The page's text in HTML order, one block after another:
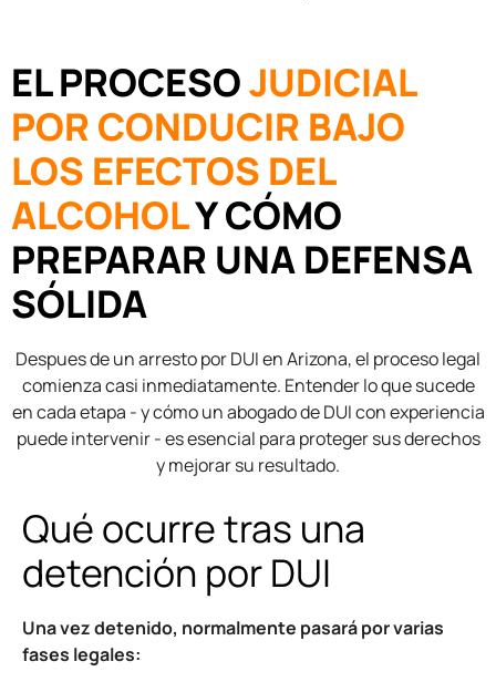
EL PROCESOJUDICIAL
POR CONDUCIR BAJO
LOS EFECTOS DEL
ALCOHOLY CÓMO
PREPARAR UNA DEFENSA
SÓLIDA
Despues de un arresto por DUI en Arizona, el proceso legal
comienza casi inmediatamente. Entender lo que sucede
en cada etapa - y cómo un abogado de DUI con experiencia
puede intervenir - es esencial para proteger sus derechos
y mejorar su resultado.
Qué ocurre tras una
detención por DUI
Una vez detenido, normalmente pasará por varias
fases legales: